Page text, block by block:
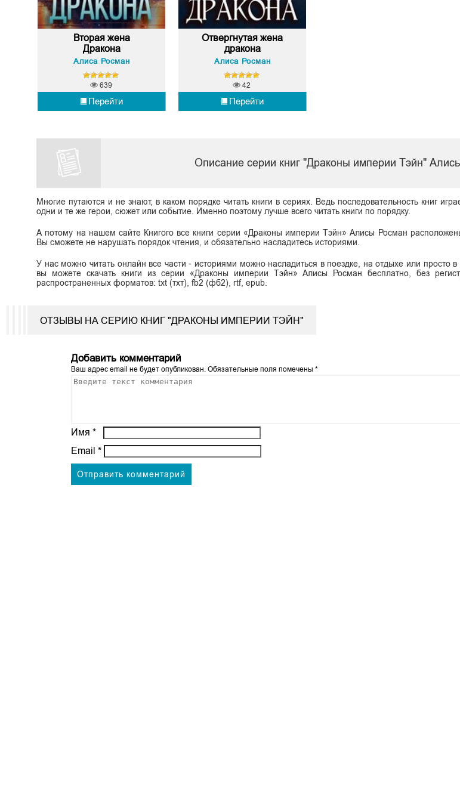
Вторая жена
Дракона
Алиса Росман
Перейти
639
Отвергнутая жена
дракона
Алиса Росман
Перейти
42
Описание серии книг "Драконы империи Тэйн"
Многие путаются и не знают, в каком порядке читать книги в сериях. Ведь последовательность книг
одни и те же герои, сюжет или событие. Именно поэтому лучше всего читать книги по порядку.
А потому на нашем сайте Книгого все книги серии «Драконы империи Тэйн» Алисы Росман
Вы сможете не нарушать порядок чтения, и обязательно насладитесь историями.
У нас можно читать онлайн все части - историями можно насладиться в поездке, на отдыхе или просто
вы можете скачать книги из серии «Драконы империи Тэйн» Алисы Росман бесплатно, без
распространенных форматов: txt (тхт), fb2 (фб2), rtf, epub.
ОТЗЫВЫ НА СЕРИЮ КНИГ "ДРАКОНЫ ИМПЕРИИ ТЭЙН"
Добавить комментарий
Ваш адрес email не будет опубликован. Обязательные поля помечены*
Имя*
Email*